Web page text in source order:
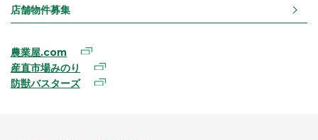
店舗物件募集
農業屋.com
産直市場みのり
防獣バスターズ